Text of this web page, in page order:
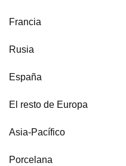
Francia
Rusia
España
El resto de Europa
Asia-Pacífico
Porcelana